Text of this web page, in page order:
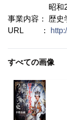
昭和24年
事業内容： 歴史
URL ：
すべての画像